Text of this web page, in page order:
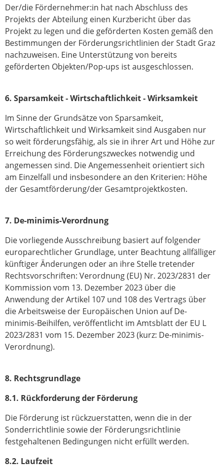
Der/die Fördernehmer:in hat nach Abschluss des
Projekts der Abteilung einen Kurzbericht über das
Projekt zu legen und die geförderten Kosten gemäß den
Bestimmungen der Förderungsrichtlinien der Stadt Graz
nachzuweisen. Eine Unterstützung von bereits
geförderten Objekten/Pop-ups ist ausgeschlossen.
6. Sparsamkeit - Wirtschaftlichkeit - Wirksamkeit
Im Sinne der Grundsätze von Sparsamkeit,
Wirtschaftlichkeit und Wirksamkeit sind Ausgaben nur
so weit förderungsfähig, als sie in ihrer Art und Höhe zur
Erreichung des Förderungszweckes notwendig und
angemessen sind. Die Angemessenheit orientiert sich
am Einzelfall und insbesondere an den Kriterien: Höhe
der Gesamtförderung/der Gesamtprojektkosten.
7. De-minimis-Verordnung
Die vorliegende Ausschreibung basiert auf folgender
europarechtlicher Grundlage, unter Beachtung allfälliger
künftiger Änderungen oder an ihre Stelle tretender
Rechtsvorschriften: Verordnung (EU) Nr. 2023/2831 der
Kommission vom 13. Dezember 2023 über die
Anwendung der Artikel 107 und 108 des Vertrags über
die Arbeitsweise der Europäischen Union auf De-
minimis-Beihilfen, veröffentlicht im Amtsblatt der EU L
2023/2831 vom 15. Dezember 2023 (kurz: De-minimis-
Verordnung).
8. Rechtsgrundlage
8.1. Rückforderung der Förderung
Die Förderung ist rückzuerstatten, wenn die in der
Sonderrichtlinie sowie der Förderungsrichtlinie
festgehaltenen Bedingungen nicht erfüllt werden.
8.2. Laufzeit